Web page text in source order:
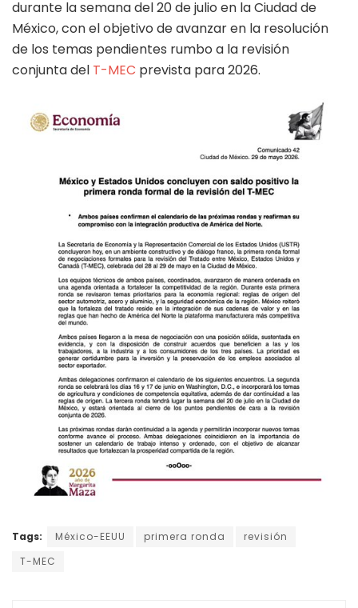
durante la semana del 20 de julio en la Ciudad de
México, con el objetivo de avanzar en la resolución
de los temas pendientes rumbo a la revisión
conjunta del T-MEC prevista para 2026.
Tags: México-EEUU primera ronda
revisión
T-MEC